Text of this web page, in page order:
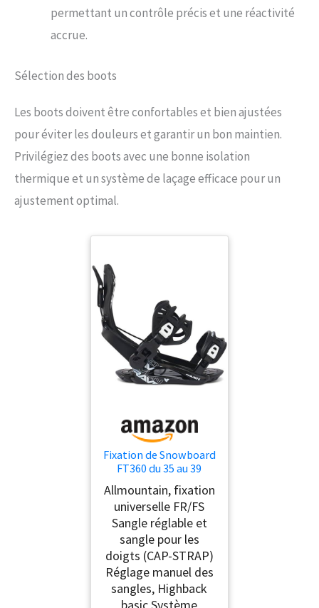
permettant un contrôle précis et une réactivité
accrue.
Sélection des boots
Les boots doivent être confortables et bien ajustées
pour éviter les douleurs et garantir un bon maintien.
Privilégiez des boots avec une bonne isolation
thermique et un système de laçage efficace pour un
ajustement optimal.
Fixation de Snowboard
FT360 du 35 au 39
Adulte Noir Mixte
Raven
Allmountain, fixation
universelle FR/FS
Sangle réglable et
sangle pour les
doigts (CAP-STRAP)
Réglage manuel des
sangles, Highback